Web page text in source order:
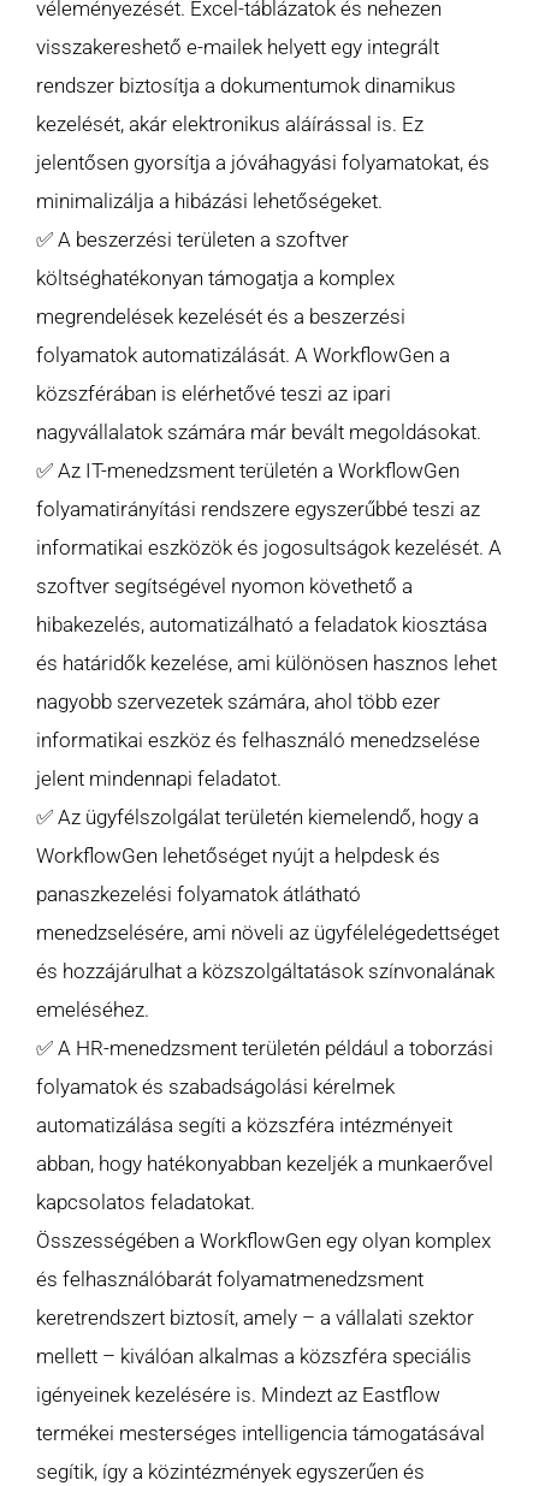
véleményezését. Excel-táblázatok és nehezen
visszakereshető e-mailek helyett egy integrált
rendszer biztosítja a dokumentumok dinamikus
kezelését, akár elektronikus aláírással is. Ez
jelentősen gyorsítja a jóváhagyási folyamatokat, és
minimalizálja a hibázási lehetőségeket.
✅ A beszerzési területen a szoftver
költséghatékonyan támogatja a komplex
megrendelések kezelését és a beszerzési
folyamatok automatizálását. A WorkflowGen a
közszférában is elérhetővé teszi az ipari
nagyvállalatok számára már bevált megoldásokat.
✅ Az IT-menedzsment területén a WorkflowGen
folyamatirányítási rendszere egyszerűbbé teszi az
informatikai eszközök és jogosultságok kezelését. A
szoftver segítségével nyomon követhető a
hibakezelés, automatizálható a feladatok kiosztása
és határidők kezelése, ami különösen hasznos lehet
nagyobb szervezetek számára, ahol több ezer
informatikai eszköz és felhasználó menedzselése
jelent mindennapi feladatot.
✅ Az ügyfélszolgálat területén kiemelendő, hogy a
WorkflowGen lehetőséget nyújt a helpdesk és
panaszkezelési folyamatok átlátható
menedzselésére, ami növeli az ügyfélelégedettséget
és hozzájárulhat a közszolgáltatások színvonalának
emeléséhez.
✅ A HR-menedzsment területén például a toborzási
folyamatok és szabadságolási kérelmek
automatizálása segíti a közszféra intézményeit
abban, hogy hatékonyabban kezeljék a munkaerővel
kapcsolatos feladatokat.
Összességében a WorkflowGen egy olyan komplex
és felhasználóbarát folyamatmenedzsment
keretrendszert biztosít, amely – a vállalati szektor
mellett – kiválóan alkalmas a közszféra speciális
igényeinek kezelésére is. Mindezt az Eastflow
termékei mesterséges intelligencia támogatásával
segítik, így a közintézmények egyszerűen és